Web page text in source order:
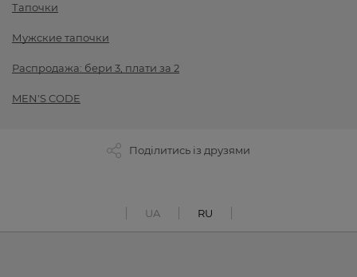
Тапочки
Мужские тапочки
Распродажа: бери 3, плати за 2
MEN'S CODE
Поділитись із друзями
UA RU